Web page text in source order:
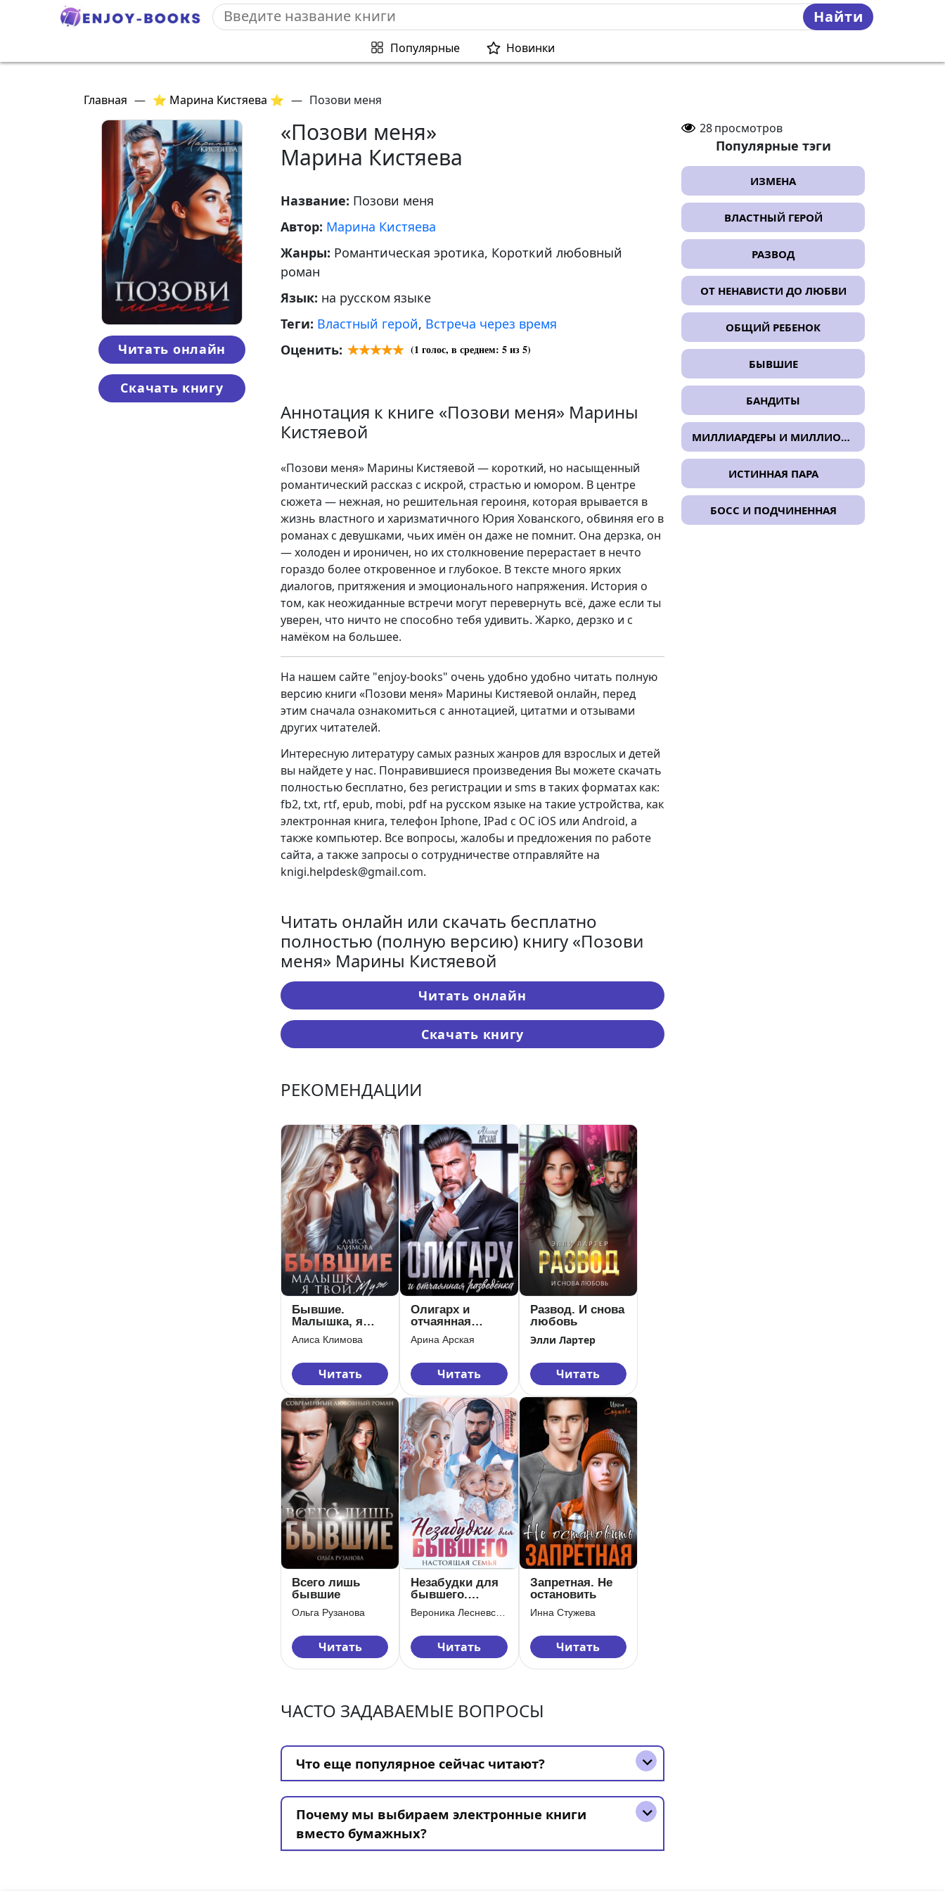
Найти
Популярные Новинки
Главная — ⭐ Марина Кистяева ⭐ — Позови меня
Читать онлайн
Скачать книгу
«Позови меня»
Марина Кистяева
Название: Позови меня
Автор: Марина Кистяева
Жанры: Романтическая эротика, Короткий любовный
роман
Язык: на русском языке
Теги: Властный герой, Встреча через время
Оценить:
(1 голос, в среднем: 5из 5)
Аннотация к книге «Позови меня» Марины
Кистяевой
«Позови меня» Марины Кистяевой — короткий, но насыщенный
романтический рассказ с искрой, страстью и юмором. В центре
сюжета — нежная, но решительная героиня, которая врывается в
жизнь властного и харизматичного Юрия Хованского, обвиняя его в
романах с девушками, чьих имён он даже не помнит. Она дерзка, он
— холоден и ироничен, но их столкновение перерастает в нечто
гораздо более откровенное и глубокое. В тексте много ярких
диалогов, притяжения и эмоционального напряжения. История о
том, как неожиданные встречи могут перевернуть всё, даже если ты
уверен, что ничто не способно тебя удивить. Жарко, дерзко и с
намёком на большее.
На нашем сайте "enjoy-books" очень удобно удобно читать полную
версию книги «Позови меня» Марины Кистяевой онлайн, перед
этим сначала ознакомиться с аннотацией, цитатми и отзывами
других читателей.
Интересную литературу самых разных жанров для взрослых и детей
вы найдете у нас. Понравившиеся произведения Вы можете скачать
полностью бесплатно, без регистрации и sms в таких форматах как:
fb2, txt, rtf, epub, mobi, pdf на русском языке на такие устройства, как
электронная книга, телефон Iphone, IPad с ОС iOS или Android, а
также компьютер. Все вопросы, жалобы и предложения по работе
сайта, а также запросы о сотрудничестве отправляйте на
knigi.helpdesk@gmail.com.
Читать онлайн или скачать бесплатно
полностью (полную версию) книгу «Позови
меня» Марины Кистяевой
Читать онлайн
Скачать книгу
РЕКОМЕНДАЦИИ
Бывшие.
Малышка, я
твой. Муж
Алиса Климова
Читать
Олигарх и
отчаянная
разведёнка
Арина Арская
Читать
Развод. И снова
любовь
Элли Лартер
Читать
Всего лишь
бывшие
Ольга Рузанова
Читать
Незабудки для
бывшего.
Настоящая
семья
Читать
Запретная. Не
остановить
Инна Стужева
Читать
ЧАСТО ЗАДАВАЕМЫЕ ВОПРОСЫ
Что еще популярное сейчас читают?
Почему мы выбираем электронные книги
вместо бумажных?
28просмотров
Популярные тэги
ИЗМЕНА
ВЛАСТНЫЙ ГЕРОЙ
РАЗВОД
ОТ НЕНАВИСТИ ДО ЛЮБВИ
ОБЩИЙ РЕБЕНОК
БЫВШИЕ
БАНДИТЫ
МИЛЛИАРДЕРЫ И МИЛЛИОНЕРЫ
ИСТИННАЯ ПАРА
БОСС И ПОДЧИНЕННАЯ